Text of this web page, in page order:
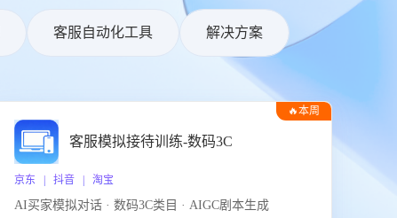
客服自动化工具 解决方案
🔥本周
客服模拟接待训练-数码3C
京东 | 抖音 | 淘宝
AI买家模拟对话 · 数码3C类目 · AIGC剧本生成